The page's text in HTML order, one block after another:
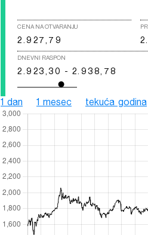
CENA NA OTVARANJU
2.927,79
DNEVNI RASPON
2.923,30 - 2.938,78
1 dan 1 mesec tekuća godina